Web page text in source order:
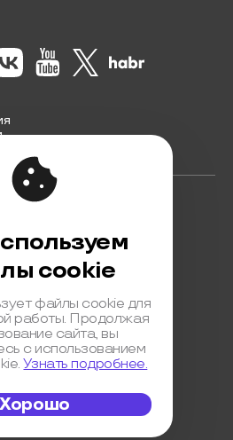
данных
данных
Автором
cookie
файлы cookie для
работы. Продолжая
сайта, вы
с использованием
Узнать подробнее.
Хорошо